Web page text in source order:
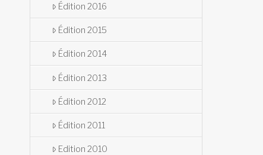
Édition 2016
Édition 2015
Édition 2014
Édition 2013
Édition 2012
Édition 2011
Edition 2010